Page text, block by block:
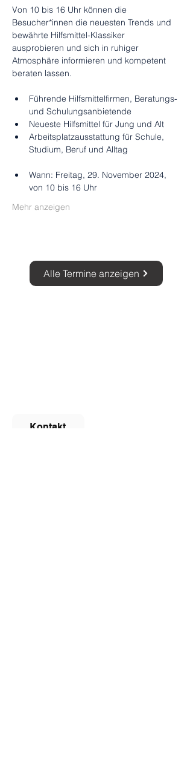
Von 10 bis 16 Uhr können die
Besucher*innen die neuesten Trends und
bewährte Hilfsmittel-Klassiker
ausprobieren und sich in ruhiger
Atmosphäre informieren und kompetent
beraten lassen.
Führende Hilfsmittelfirmen, Beratungs-
und Schulungsanbietende
Neueste Hilfsmittel für Jung und Alt
Arbeitsplatzausstattung für Schule,
Studium, Beruf und Alltag
Wann: Freitag, 29. November 2024,
von 10 bis 16 Uhr
Mehr anzeigen
Alle Termine anzeigen
Kontakt